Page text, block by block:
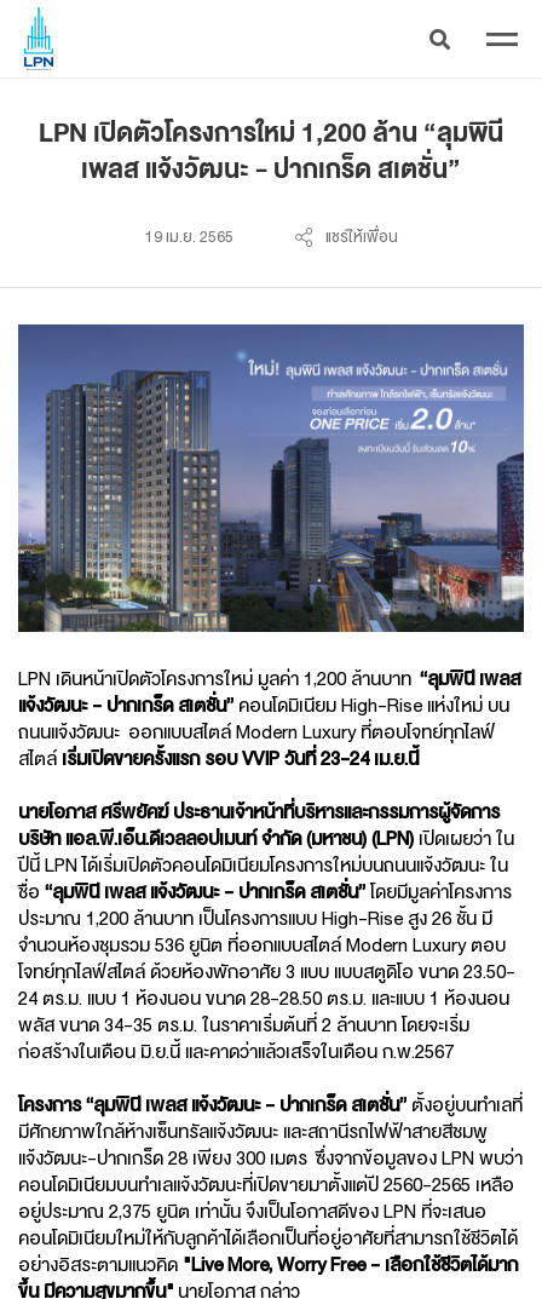
LPN เปิดตัวโครงการใหม่ 1,200 ล้าน “ลุมพินี
เพลส แจ้งวัฒนะ - ปากเกร็ด สเตชั่น”
19 เม.ย. 2565 แชร์ให้เพื่อน
LPN เดินหน้าเปิดตัวโครงการใหม่ มูลค่า 1,200 ล้านบาท “ลุมพินี เพลส
แจ้งวัฒนะ - ปากเกร็ด สเตชั่น”คอนโดมิเนียม High-Rise แห่งใหม่ บน
ถนนแจ้งวัฒนะ ออกแบบสไตล์ Modern Luxury ที่ตอบโจทย์ทุกไลฟ์
สไตล์เริ่มเปิดขายครั้งแรก รอบ VVIP วันที่ 23-24 เม.ย.นี้
นายโอภาส ศรีพยัคฆ์ ประธานเจ้าหน้าที่บริหารและกรรมการผู้จัดการ
บริษัท แอล.พี.เอ็น.ดีเวลลอปเมนท์ จำกัด (มหาชน) (LPN)เปิดเผยว่า ใน
ปีนี้ LPN ได้เริ่มเปิดตัวคอนโดมิเนียมโครงการใหม่บนถนนแจ้งวัฒนะ ใน
ชื่อ“ลุมพินี เพลส แจ้งวัฒนะ - ปากเกร็ด สเตชั่น”โดยมีมูลค่าโครงการ
ประมาณ 1,200 ล้านบาท เป็นโครงการแบบ High-Rise สูง 26 ชั้น มี
จำนวนห้องชุมรวม 536 ยูนิต ที่ออกแบบสไตล์ Modern Luxury ตอบ
โจทย์ทุกไลฟ์สไตล์ ด้วยห้องพักอาศัย 3 แบบ แบบสตูดิโอ ขนาด 23.50-
24 ตร.ม. แบบ 1 ห้องนอน ขนาด 28-28.50 ตร.ม. และแบบ 1 ห้องนอน
พลัส ขนาด 34-35 ตร.ม. ในราคาเริ่มต้นที่ 2 ล้านบาท โดยจะเริ่ม
ก่อสร้างในเดือน มิ.ย.นี้ และคาดว่าแล้วเสร็จในเดือน ก.พ.2567
โครงการ “ลุมพินี เพลส แจ้งวัฒนะ - ปากเกร็ด สเตชั่น”ตั้งอยู่บนทำเลที่
มีศักยภาพใกล้ห้างเซ็นทรัลแจ้งวัฒนะ และสถานีรถไฟฟ้าสายสีชมพู
แจ้งวัฒนะ-ปากเกร็ด 28 เพียง 300 เมตร ซึ่งจากข้อมูลของ LPN พบว่า
คอนโดมิเนียมบนทำเลแจ้งวัฒนะที่เปิดขายมาตั้งแต่ปี 2560-2565 เหลือ
อยู่ประมาณ 2,375 ยูนิต เท่านั้น จึงเป็นโอกาสดีของ LPN ที่จะเสนอ
คอนโดมิเนียมใหม่ให้กับลูกค้าได้เลือกเป็นที่อยู่อาศัยที่สามารถใช้ชีวิตได้
อย่างอิสระตามแนวคิด"Live More, Worry Free - เลือกใช้ชีวิตได้มาก
ขึ้น มีความสุขมากขึ้้น"นายโอภาส กล่าว